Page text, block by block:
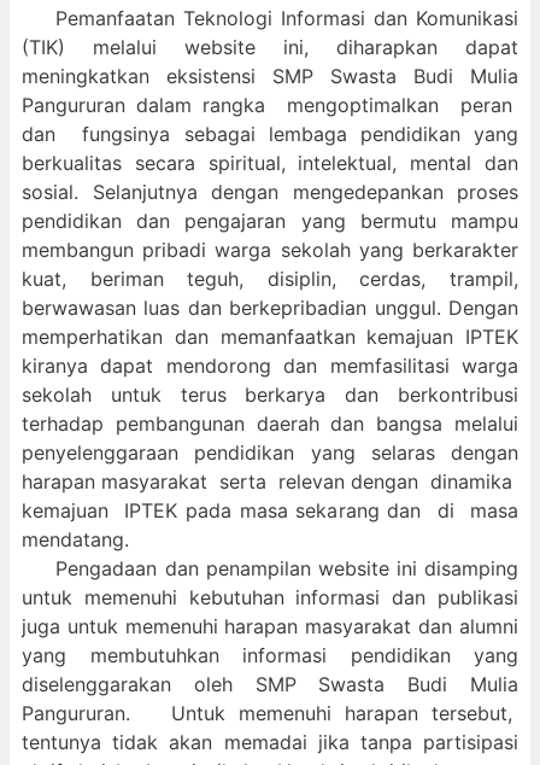
Pemanfaatan Teknologi Informasi dan Komunikasi
(TIK) melalui website ini, diharapkan dapat
meningkatkan eksistensi SMP Swasta Budi Mulia
Pangururan dalam rangka mengoptimalkan peran
dan fungsinya sebagai lembaga pendidikan yang
berkualitas secara spiritual, intelektual, mental dan
sosial. Selanjutnya dengan mengedepankan proses
pendidikan dan pengajaran yang bermutu mampu
membangun pribadi warga sekolah yang berkarakter
kuat, beriman teguh, disiplin, cerdas, trampil,
berwawasan luas dan berkepribadian unggul. Dengan
memperhatikan dan memanfaatkan kemajuan IPTEK
kiranya dapat mendorong dan memfasilitasi warga
sekolah untuk terus berkarya dan berkontribusi
terhadap pembangunan daerah dan bangsa melalui
penyelenggaraan pendidikan yang selaras dengan
harapan masyarakat serta relevan dengan dinamika
kemajuan IPTEK pada masa sekarang dan di masa
mendatang.
Pengadaan dan penampilan website ini disamping
untuk memenuhi kebutuhan informasi dan publikasi
juga untuk memenuhi harapan masyarakat dan alumni
yang membutuhkan informasi pendidikan yang
diselenggarakan oleh SMP Swasta Budi Mulia
Pangururan. Untuk memenuhi harapan tersebut,
tentunya tidak akan memadai jika tanpa partisipasi